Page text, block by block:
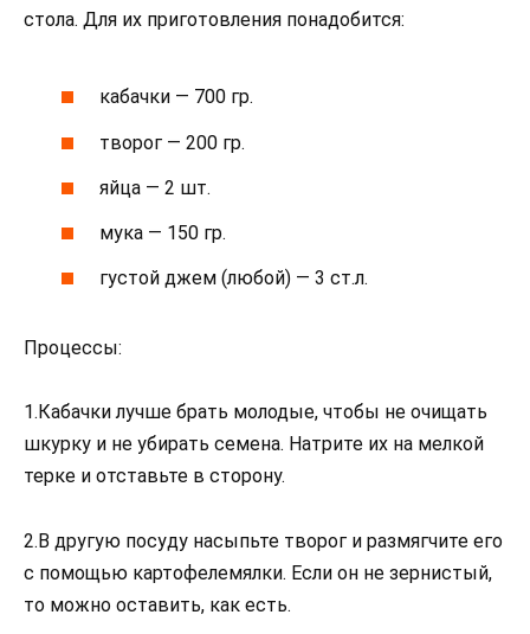
стола. Для их приготовления понадобится:
кабачки — 700 гр.
творог — 200 гр.
яйца — 2 шт.
мука — 150 гр.
густой джем (любой) — 3 ст.л.
Процессы:
1.Кабачки лучше брать молодые, чтобы не очищать
шкурку и не убирать семена. Натрите их на мелкой
терке и отставьте в сторону.
2.В другую посуду насыпьте творог и размягчите его
с помощью картофелемялки. Если он не зернистый,
то можно оставить, как есть.